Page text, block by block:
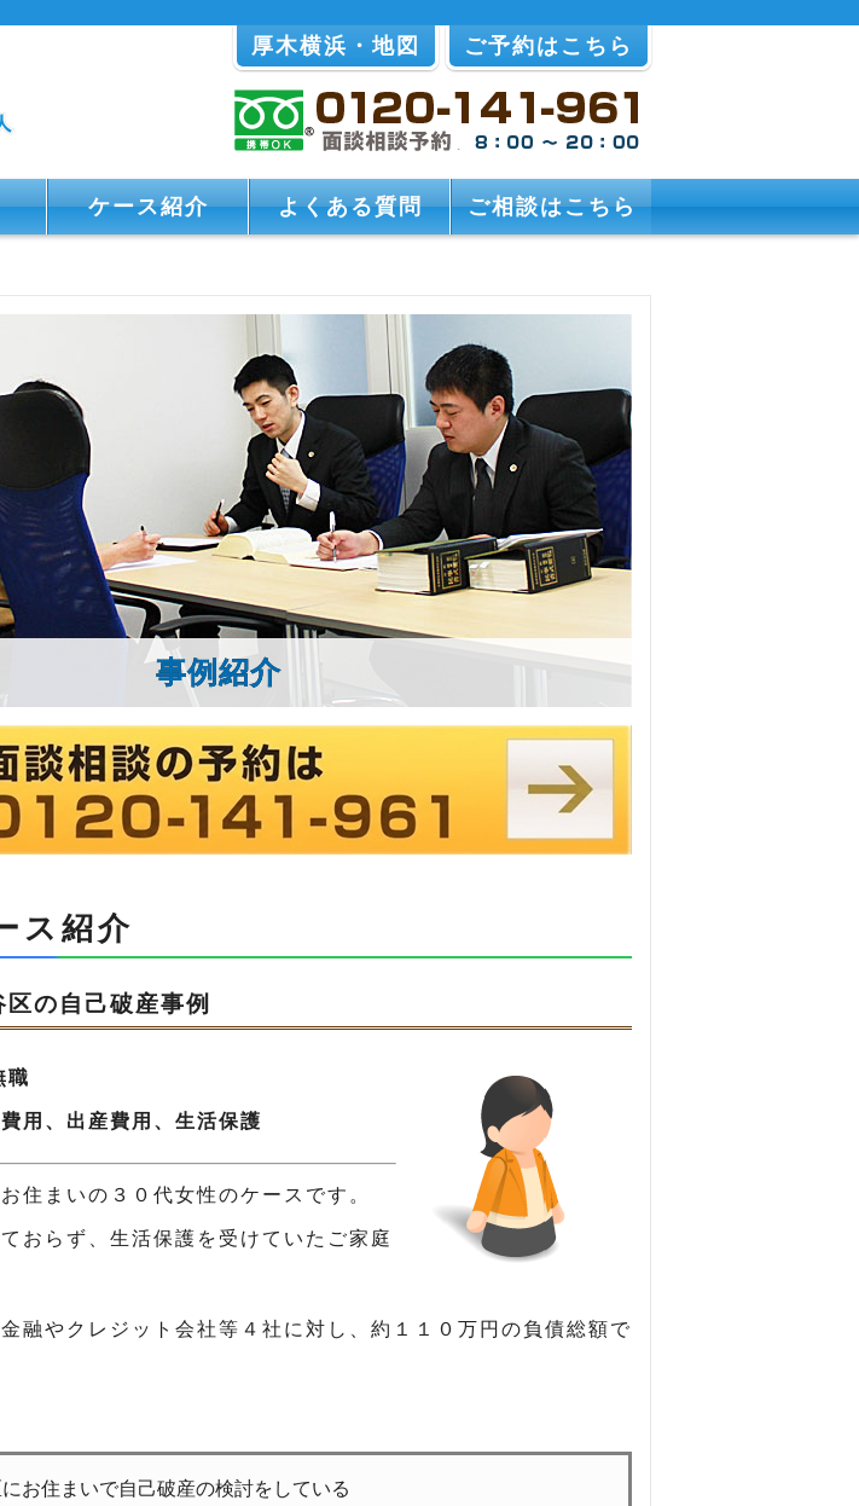
厚木横浜・地図 ご予約はこちら
ケース紹介 よくある質問 ご相談はこちら
事例紹介
ス紹介
の自己破産事例
職
用、出産費用、生活保護
住まいの３０代女性のケースです。
おらず、生活保護を受けていたご家庭
融やクレジット会社等４社に対し、約１１０万円の負債総額で
お住まいで自己破産の検討をしている